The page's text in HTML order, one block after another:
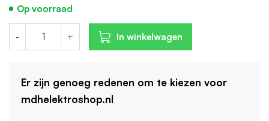
- + In winkelwagen
Er zijn genoeg redenen om te kiezen voor
mdhelektroshop.nl
Op voorraad